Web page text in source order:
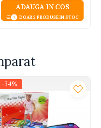
ADAUGA IN COS
DOAR 2 PRODUSE IN STOC
-34%